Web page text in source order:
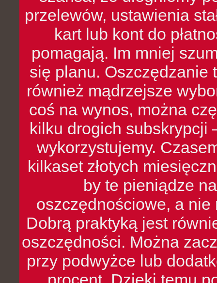
przelewów, ustawienia
kart lub kont do
pomagają. Im mniej
się planu. Oszczędzanie
również mądrzejsze
coś na wynos, można
kilku drogich subskrypcji
wykorzystujemy.
kilkaset złotych
by te pieniądze
oszczędnościowe, a nie
Dobrą praktyką jest
oszczędności. Można
przy podwyżce lub